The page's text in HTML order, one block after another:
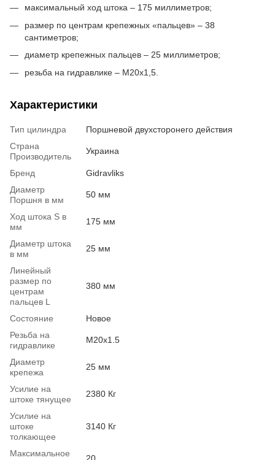
максимальный ход штока – 175 миллиметров;
размер по центрам крепежных «пальцев» – 38
сантиметров;
диаметр крепежных пальцев – 25 миллиметров;
резьба на гидравлике – М20х1,5.
Характеристики
Тип цилиндра
Поршневой двухсторонего действия
Страна
Производитель
Украина
Бренд
Gidravliks
Диаметр
Поршня в мм
50 мм
Ход штока S в
мм
175 мм
Диаметр штока
в мм
25 мм
Линейный
размер по
центрам
пальцев L
380 мм
Состояние
Новое
Резьба на
гидравлике
М20х1.5
Диаметр
крепежа
25 мм
Усилие на
штоке тянущее
2380 Кг
Усилие на
штоке
толкающее
3140 Кг
Максимальное
20